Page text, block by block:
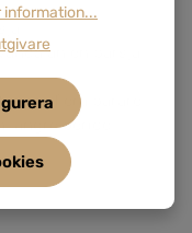
än en bärsjal
flera bärare
längre period
information...